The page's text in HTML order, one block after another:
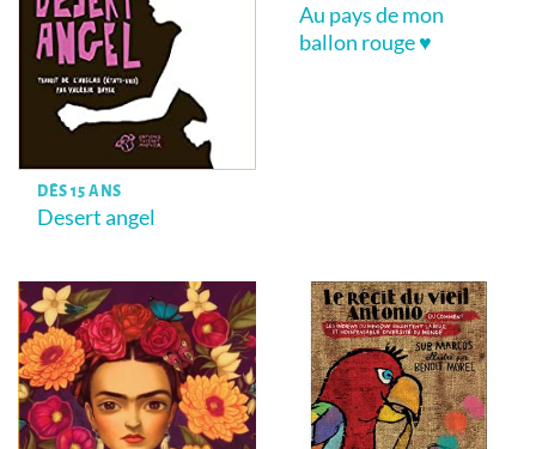
DÈS 15 ANS
Desert angel
Au pays de mon
ballon rouge ♥